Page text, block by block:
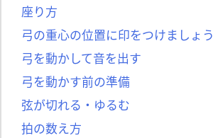
座り方
弓の重心の位置に印をつけましょう
弓を動かして音を出す
弓を動かす前の準備
弦が切れる・ゆるむ
拍の数え方